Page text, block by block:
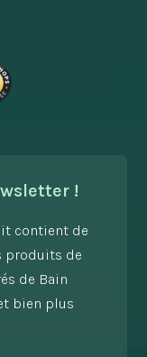
!
contient de
produits de
de Bain
bien plus